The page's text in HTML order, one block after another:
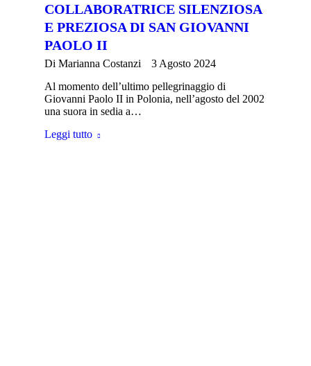
COLLABORATRICE SILENZIOSA
E PREZIOSA DI SAN GIOVANNI
PAOLO II
Di Marianna Costanzi
3 Agosto 2024
Al momento dell’ultimo pellegrinaggio di
Giovanni Paolo II in Polonia, nell’agosto del 2002
una suora in sedia a…
Leggi tutto